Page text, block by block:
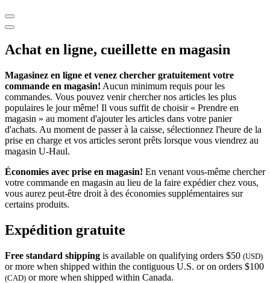
Achat en ligne, cueillette en magasin
Magasinez en ligne et venez chercher gratuitement votre
commande en magasin! Aucun minimum requis pour les
commandes. Vous pouvez venir chercher nos articles les plus
populaires le jour même! Il vous suffit de choisir « Prendre en
magasin » au moment d'ajouter les articles dans votre panier
d'achats. Au moment de passer à la caisse, sélectionnez l'heure de la
prise en charge et vos articles seront prêts lorsque vous viendrez au
magasin U-Haul.
Économies avec prise en magasin! En venant vous-même chercher
votre commande en magasin au lieu de la faire expédier chez vous,
vous aurez peut-être droit à des économies supplémentaires sur
certains produits.
Expédition gratuite
Free standard shipping is available on qualifying orders $50 (USD)
or more when shipped within the contiguous U.S. or on orders $100
(CAD) or more when shipped within Canada.